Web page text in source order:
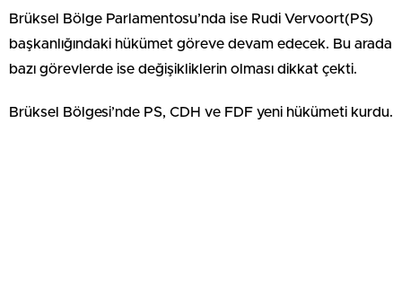
Brüksel Bölge Parlamentosu’nda ise Rudi Vervoort(PS)
başkanlığındaki hükümet göreve devam edecek. Bu arada
bazı görevlerde ise değişikliklerin olması dikkat çekti.
Brüksel Bölgesi’nde PS, CDH ve FDF yeni hükümeti kurdu.